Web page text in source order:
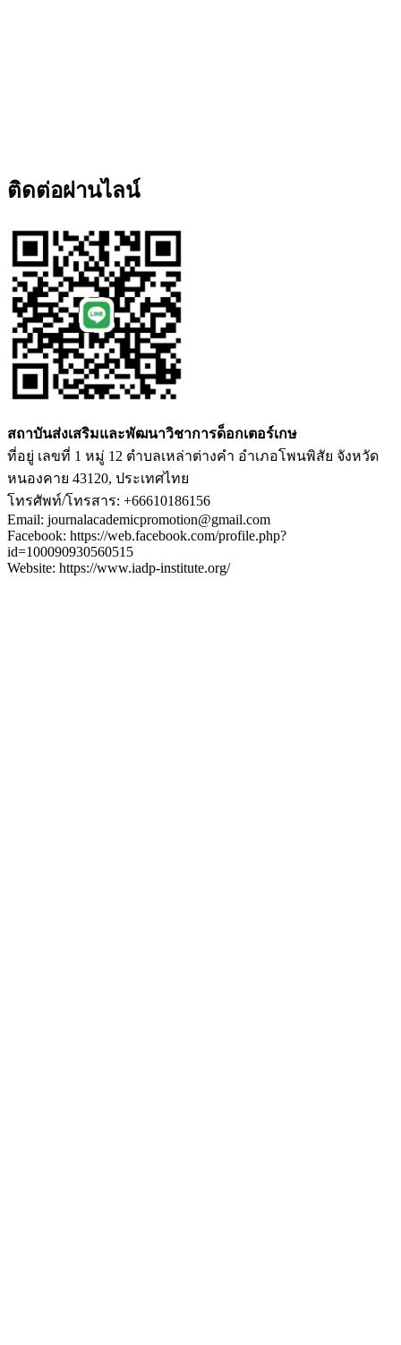
ติดต่อผ่านไลน์
สถาบันส่งเสริมและพัฒนาวิชาการด็อกเตอร์เกษ
ที่อยู่ เลขที่ 1 หมู่ 12 ตำบลเหล่าต่างคำ อำเภอโพนพิสัย จังหวัด
หนองคาย 43120, ประเทศไทย
โทรศัพท์/โทรสาร: +66610186156
Email: journalacademicpromotion@gmail.com
Facebook: https://web.facebook.com/profile.php?
id=100090930560515
Website: https://www.iadp-institute.org/